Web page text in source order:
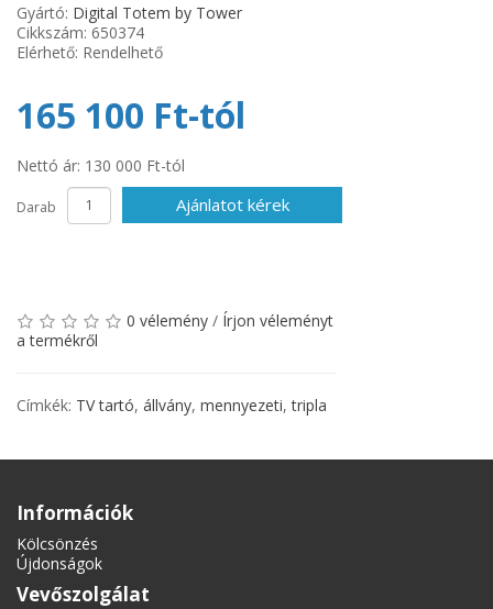
Gyártó: Digital Totem by Tower
Cikkszám: 650374
Elérhető: Rendelhető
165 100 Ft-tól
Nettó ár: 130 000 Ft-tól
Darab Ajánlatot kérek
0 vélemény / Írjon véleményt
a termékről
Címkék: TV tartó, állvány, mennyezeti,tripla
Információk
Kölcsönzés
Újdonságok
Vevőszolgálat